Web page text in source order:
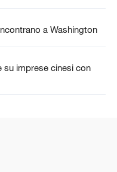
a Washington
su imprese cinesi con